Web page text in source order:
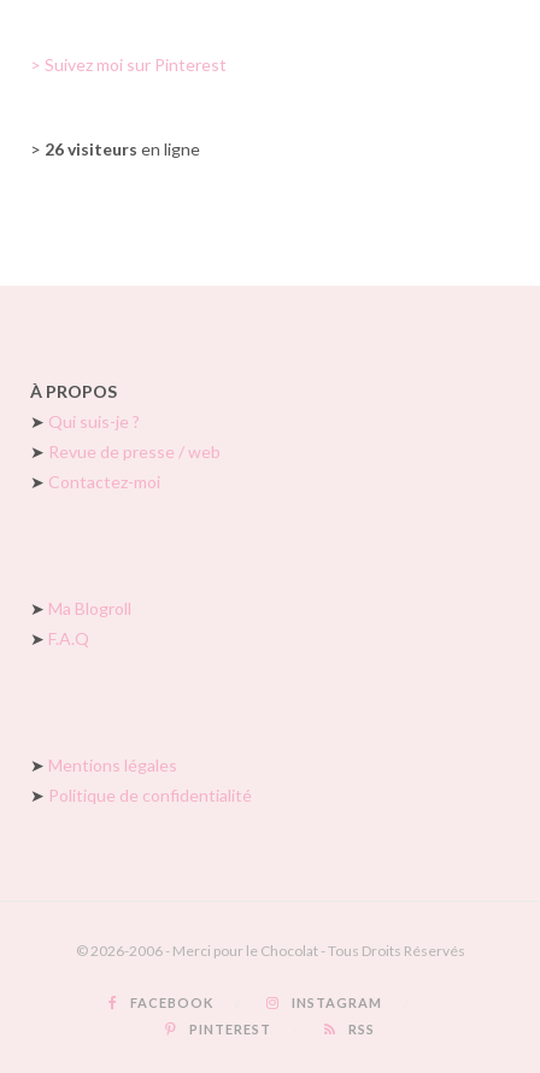
> Suivez moi sur Pinterest
> 26 visiteurs en ligne
À PROPOS
➤ Qui suis-je ?
➤ Revue de presse / web
➤ Contactez-moi
➤ Ma Blogroll
➤ F.A.Q
➤ Mentions légales
➤ Politique de confidentialité
© 2026-2006 - Merci pour le Chocolat - Tous Droits Réservés
FACEBOOK
INSTAGRAM
PINTEREST
RSS